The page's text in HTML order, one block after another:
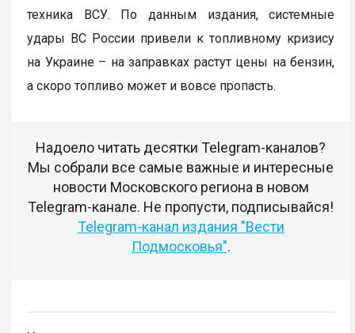
техника ВСУ. По данным издания, системные
удары ВС России привели к топливному кризису
на Украине – на заправках растут цены на бензин,
а скоро топливо может и вовсе пропасть.
Надоело читать десятки Telegram-каналов?
Мы собрали все самые важные и интересные
новости Московского региона в новом
Telegram-канале. Не пропусти, подписывайся!
Telegram-канал издания "Вести
Подмосковья".